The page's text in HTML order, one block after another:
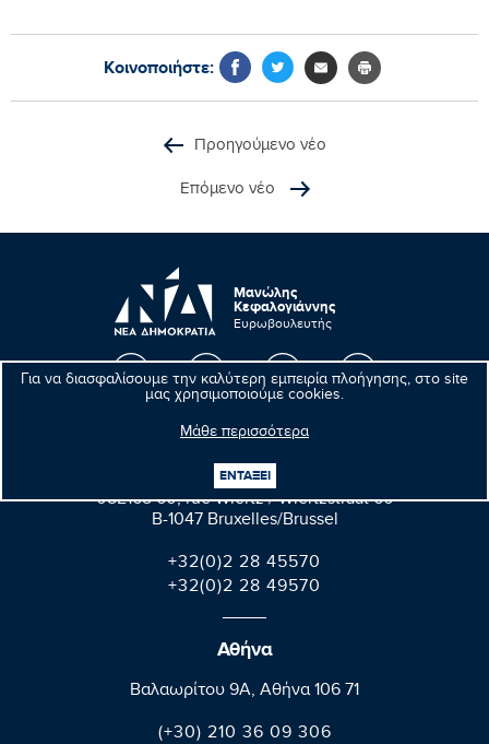
Για να διασφαλίσουμε την καλύτερη εμπειρία πλοήγησης, στο site
μας χρησιμοποιούμε cookies.
Μάθε περισσότερα
ΕΝΤΑΞΕΙ
Κοινοποιήστε:
Προηγούμενο νέο
Επόμενο νέο
Μανώλης
Κεφαλογιάννης
Ευρωβουλευτής
Βρυξέλλες
Parlement européen Bât. Altiero Spinelli
08E165 60, rue Wiertz / Wiertzstraat 60
B-1047 Bruxelles/Brussel
+32(0)2 28 45570
+32(0)2 28 49570
Αθήνα
Βαλαωρίτου 9A, Aθήνα 106 71
(+30) 210 36 09 306